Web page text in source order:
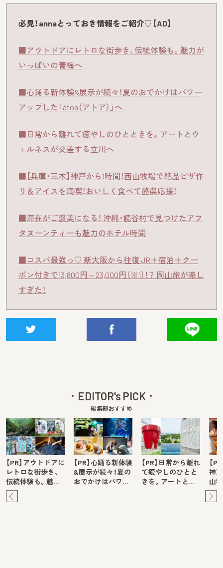
必見！annaとっておき情報をご紹介♡【AD】
■アウトドアにレトロな街歩き、伝統体験も。魅力が
いっぱいの青梅へ
■心踊る新体験&展示が続々！夏のおでかけはパワー
アップした「átoa（アトア）」へ
■日常から離れて癒やしのひとときを。アートとウ
ェルネスが交差する立川へ
■【兵庫・三木】神戸から1時間！西山牧場で絶品ピザ作
り＆アイスを満喫！おいしく食べて酪農応援！
■滞在がご褒美になる！ 沖縄・読谷村で見つけたアフ
タヌーンティーも魅力のホテル時間
■コスパ最強っ♡ 新大阪から往復 JR＋宿泊＋クー
ポン付きで13,800円～23,000円（※1）！？ 岡山旅が楽し
すぎた！
EDITOR's PICK
編集部おすすめ
【PR】アウトドアに
レトロな街歩き、
伝統体験も。魅…
【PR】心踊る新体験
&展示が続々！夏の
おでかけはパワ…
【PR】日常から離れ
て癒やしのひとと
きを。アートと…
【
神
山